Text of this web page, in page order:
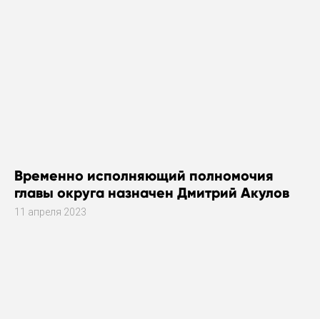
Временно исполняющий полномочия
главы округа назначен Дмитрий Акулов
11 апреля 2023